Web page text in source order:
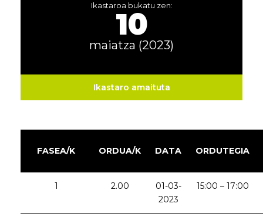
Ikastaroa bukatu zen:
10
maiatza (2023)
Ikastaro amaituta
FASEA/K ORDUA/K DATA ORDUTEGIA
1 2.00
01-03-
2023
15:00 – 17:00